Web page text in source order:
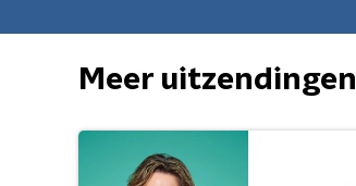
Meer uitzendingen